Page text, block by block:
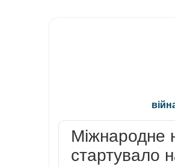
Міжнародне
стартувало